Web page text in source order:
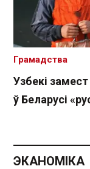
Узбекі
ў Беларусі
Грамадства
ЭКАНОМІКА